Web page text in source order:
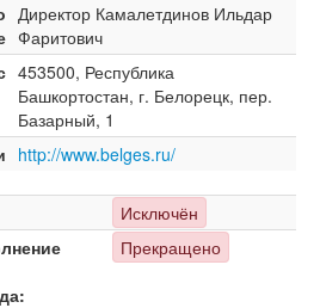
Директор Камалетдинов Ильдар
Фаритович
453500, Республика
Башкортостан, г. Белорецк, пер.
Базарный, 1
http://www.belges.ru/
Исключён
Прекращено